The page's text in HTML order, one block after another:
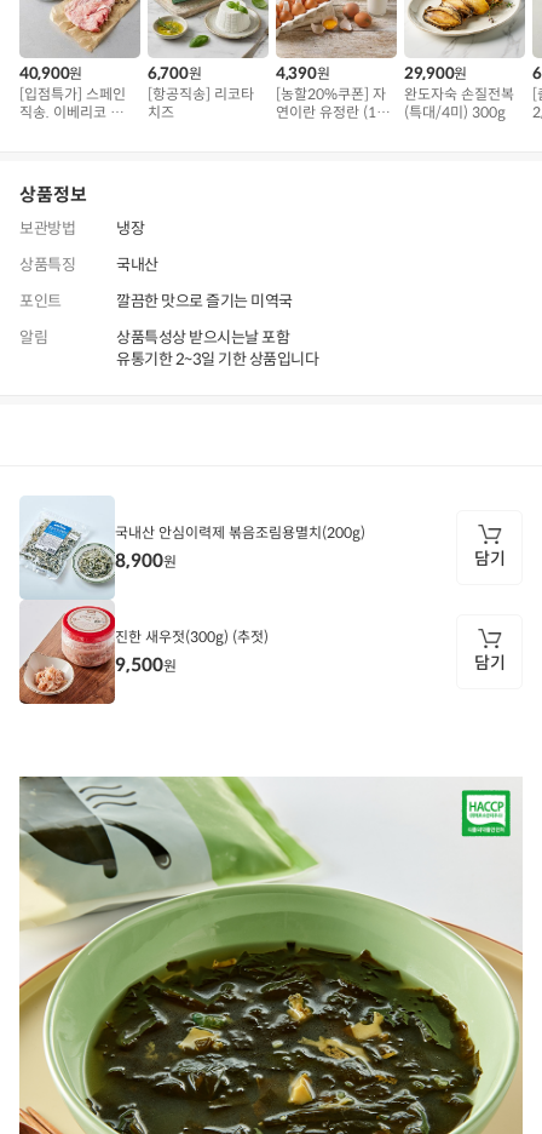
40,900원
[입점특가] 스페인
직송. 이베리코 삼
6,700원
[항공직송] 리코타
치즈
4,390원
[농할20%쿠폰] 자
연이란 유정란 (10
29,900원
완도자숙 손질전복
(특대/4미) 300g
[
상품정보
보관방법
냉장
상품특징
국내산
포인트
깔끔한 맛으로 즐기는 미역국
알림
상품특성상 받으시는날 포함
유통기한 2~3일 기한 상품입니다
상
정
보
담
기
국내산 안심이력제 볶음조림용멸치(200g)
8,900원 담기
담
진한 새우젓(300g) (추젓)
9,500원 담기